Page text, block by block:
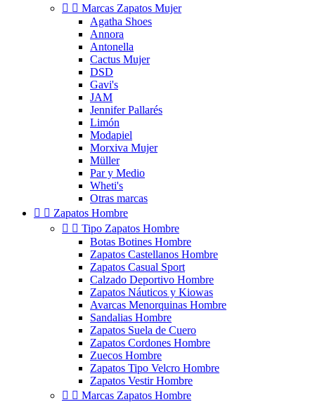
  Marcas Zapatos Mujer
Agatha Shoes
Annora
Antonella
Cactus Mujer
DSD
Gavi's
JAM
Jennifer Pallarés
Limón
Modapiel
Morxiva Mujer
Müller
Par y Medio
Wheti's
Otras marcas
  Zapatos Hombre
  Tipo Zapatos Hombre
Botas Botines Hombre
Zapatos Castellanos Hombre
Zapatos Casual Sport
Calzado Deportivo Hombre
Zapatos Náuticos y Kiowas
Avarcas Menorquinas Hombre
Sandalias Hombre
Zapatos Suela de Cuero
Zapatos Cordones Hombre
Zuecos Hombre
Zapatos Tipo Velcro Hombre
Zapatos Vestir Hombre
  Marcas Zapatos Hombre